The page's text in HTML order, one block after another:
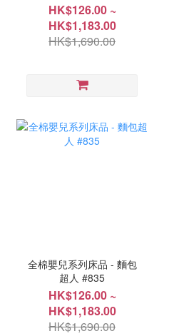
HK$126.00 ~
HK$1,183.00
HK$1,690.00
全棉嬰兒系列床品 - 麵包
超人 #835
HK$126.00 ~
HK$1,183.00
HK$1,690.00